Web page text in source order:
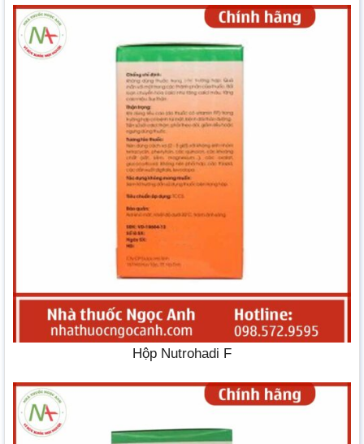
Hộp Nutrohadi F